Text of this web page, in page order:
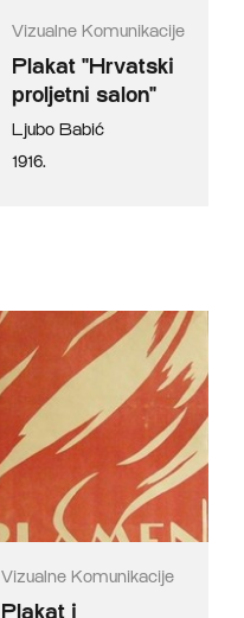
Vizualne Komunikacije
Plakat "Hrvatski
proljetni salon"
Ljubo Babić
1916.
Vizualne Komunikacije
Plakat i